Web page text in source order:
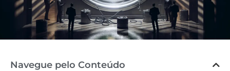
Navegue pelo Conteúdo